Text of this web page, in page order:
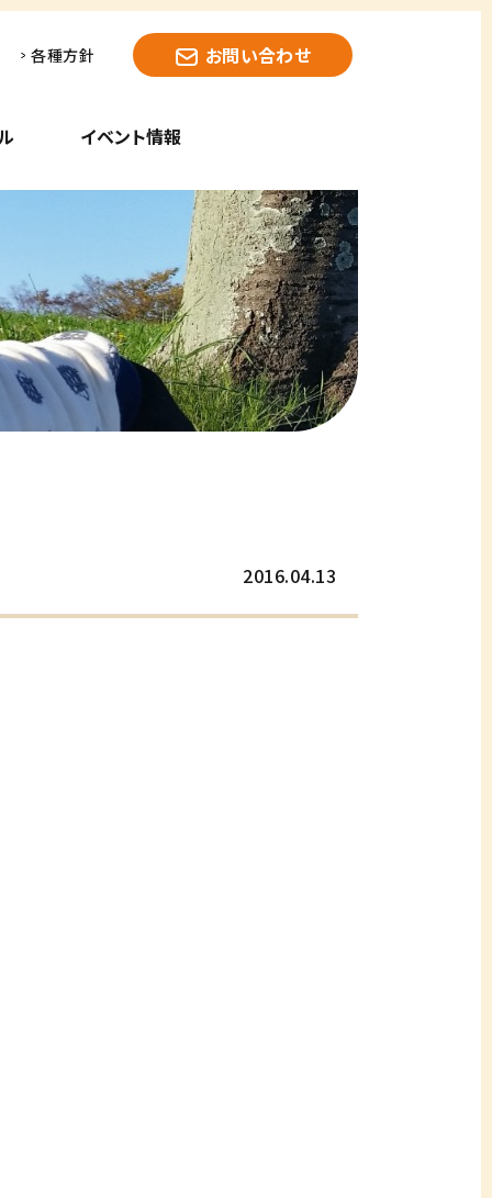
イベント情報
各種方針 お問い合わせ
2016.04.13